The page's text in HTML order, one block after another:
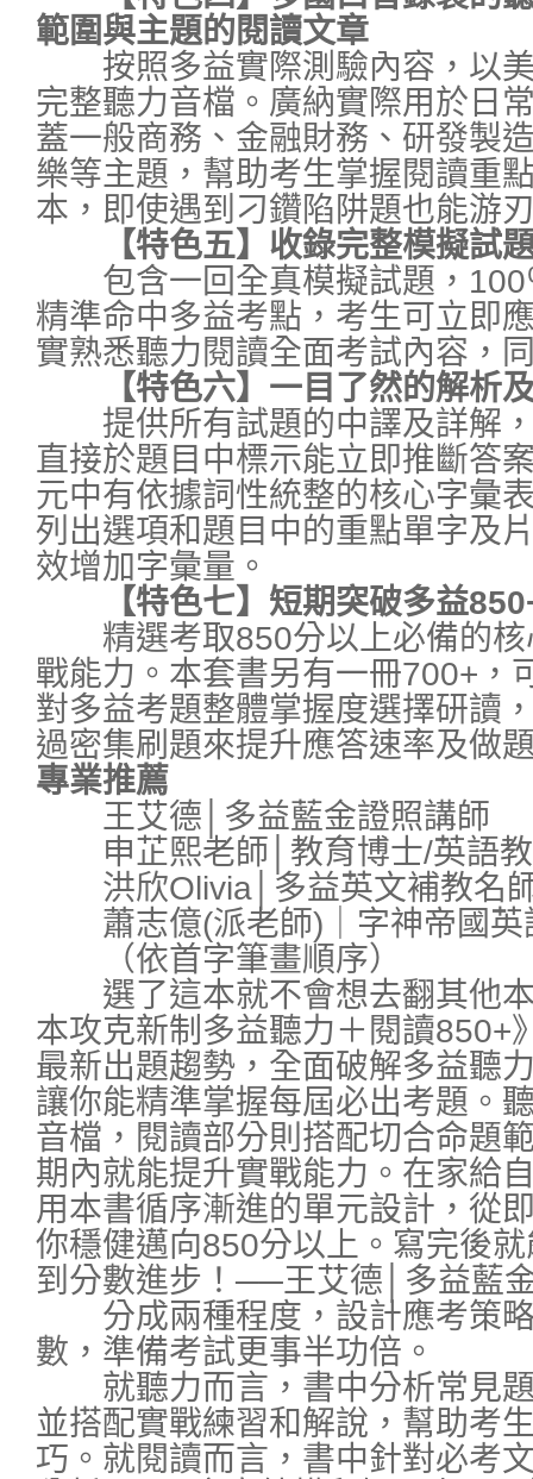
範圍與主題的閱讀文章
按照多益實際測驗內容，以美
完整聽力音檔。廣納實際用於日
蓋一般商務、金融財務、研發製
樂等主題，幫助考生掌握閱讀重
本，即使遇到刁鑽陷阱題也能游
【特色五】收錄完整模擬試
包含一回全真模擬試題，100
精準命中多益考點，考生可立即
實熟悉聽力閱讀全面考試內容，
【特色六】一目了然的解析及
提供所有試題的中譯及詳解，
直接於題目中標示能立即推斷答
元中有依據詞性統整的核心字彙
列出選項和題目中的重點單字及
效增加字彙量。
【特色七】短期突破多益
精選考取850分以上必備的核
戰能力。本套書另有一冊700+，
對多益考題整體掌握度選擇研讀
過密集刷題來提升應答速率及做
專業推薦
王艾德│多益藍金證照講師
申芷熙老師│教育博士/英語教
洪欣Olivia│多益英文補教名
蕭志億(派老師)｜字神帝國英
（依首字筆畫順序）
選了這本就不會想去翻其他本
本攻克新制多益聽力＋閱讀850+
最新出題趨勢，全面破解多益聽
讓你能精準掌握每屆必出考題。
音檔，閱讀部分則搭配切合命題
期內就能提升實戰能力。在家給
用本書循序漸進的單元設計，從
你穩健邁向850分以上。寫完後
到分數進步！──王艾德│多益藍
分成兩種程度，設計應考策略
數，準備考試更事半功倍。
就聽力而言，書中分析常見題
並搭配實戰練習和解說，幫助考
巧。就閱讀而言，書中針對必考